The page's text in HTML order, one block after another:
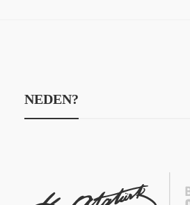
NEDEN?